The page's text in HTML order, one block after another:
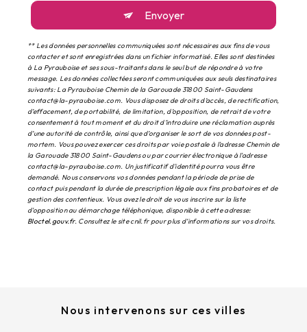
Envoyer
** Les données personnelles communiquées sont nécessaires aux fins de vous
contacter et sont enregistrées dans un fichier informatisé. Elles sont destinées
à La Pyrauboise et ses sous-traitants dans le seul but de répondre à votre
message. Les données collectées seront communiquées aux seuls destinataires
suivants: La Pyrauboise Chemin de la Garouade 31800 Saint-Gaudens
contact@la-pyrauboise.com. Vous disposez de droits d’accès, de rectification,
d’effacement, de portabilité, de limitation, d’opposition, de retrait de votre
consentement à tout moment et du droit d’introduire une réclamation auprès
d’une autorité de contrôle, ainsi que d’organiser le sort de vos données post-
mortem. Vous pouvez exercer ces droits par voie postale à l'adresse Chemin de
la Garouade 31800 Saint-Gaudens ou par courrier électronique à l'adresse
contact@la-pyrauboise.com. Un justificatif d'identité pourra vous être
demandé. Nous conservons vos données pendant la période de prise de
contact puis pendant la durée de prescription légale aux fins probatoires et de
gestion des contentieux. Vous avez le droit de vous inscrire sur la liste
d'opposition au démarchage téléphonique, disponible à cette adresse:
Bloctel.gouv.fr. Consultez le site cnil.fr pour plus d’informations sur vos droits.
Nous intervenons sur ces villes